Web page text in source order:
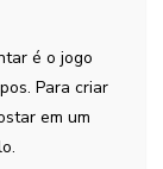
é o jogo
Para criar
em um